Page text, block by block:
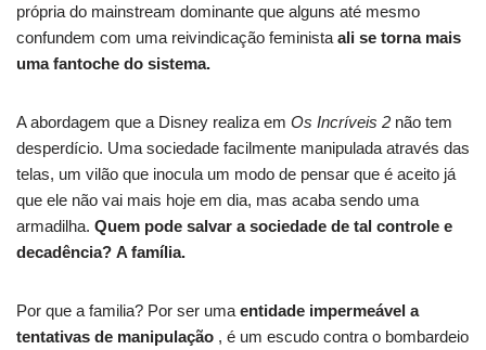
própria do mainstream dominante que alguns até mesmo
confundem com uma reivindicação feminista ali se torna mais
uma fantoche do sistema.
A abordagem que a Disney realiza em Os Incríveis 2 não tem
desperdício. Uma sociedade facilmente manipulada através das
telas, um vilão que inocula um modo de pensar que é aceito já
que ele não vai mais hoje em dia, mas acaba sendo uma
armadilha. Quem pode salvar a sociedade de tal controle e
decadência? A família.
Por que a familia? Por ser uma entidade impermeável a
tentativas de manipulação , é um escudo contra o bombardeio